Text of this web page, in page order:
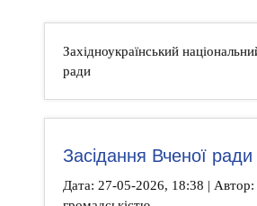
Західноукраїнський
ради
Засідання Вченої ради
Дата: 27-05-2026, 18:38 | Автор: